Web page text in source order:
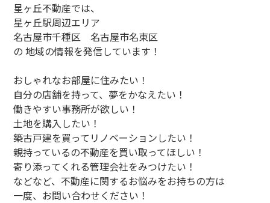
星ヶ丘不動産では、
星ヶ丘駅周辺エリア
名古屋市千種区 名古屋市名東区
の 地域の情報を発信しています！
おしゃれなお部屋に住みたい！
自分の店舗を持って、夢をかなえたい！
働きやすい事務所が欲しい！
土地を購入したい！
築古戸建を買ってリノベーションしたい！
親持っているの不動産を買い取ってほしい！
寄り添ってくれる管理会社をみつけたい！
などなど、不動産に関するお悩みをお持ちの方は
一度、お問い合わせください！